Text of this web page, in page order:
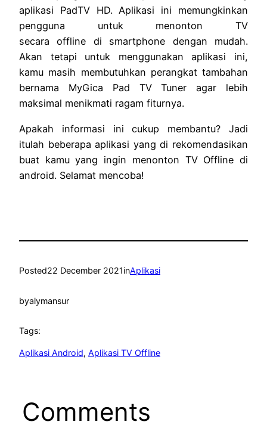
aplikasi PadTV HD. Aplikasi ini memungkinkan
pengguna untuk menonton TV
secara offline di smartphone dengan mudah.
Akan tetapi untuk menggunakan aplikasi ini,
kamu masih membutuhkan perangkat tambahan
bernama MyGica Pad TV Tuner agar lebih
maksimal menikmati ragam fiturnya.
Apakah informasi ini cukup membantu? Jadi
itulah beberapa aplikasi yang di rekomendasikan
buat kamu yang ingin menonton TV Offline di
android. Selamat mencoba!
Posted22 December 2021inAplikasi
byalymansur
Tags:
Aplikasi Android, Aplikasi TV Offline
Comments